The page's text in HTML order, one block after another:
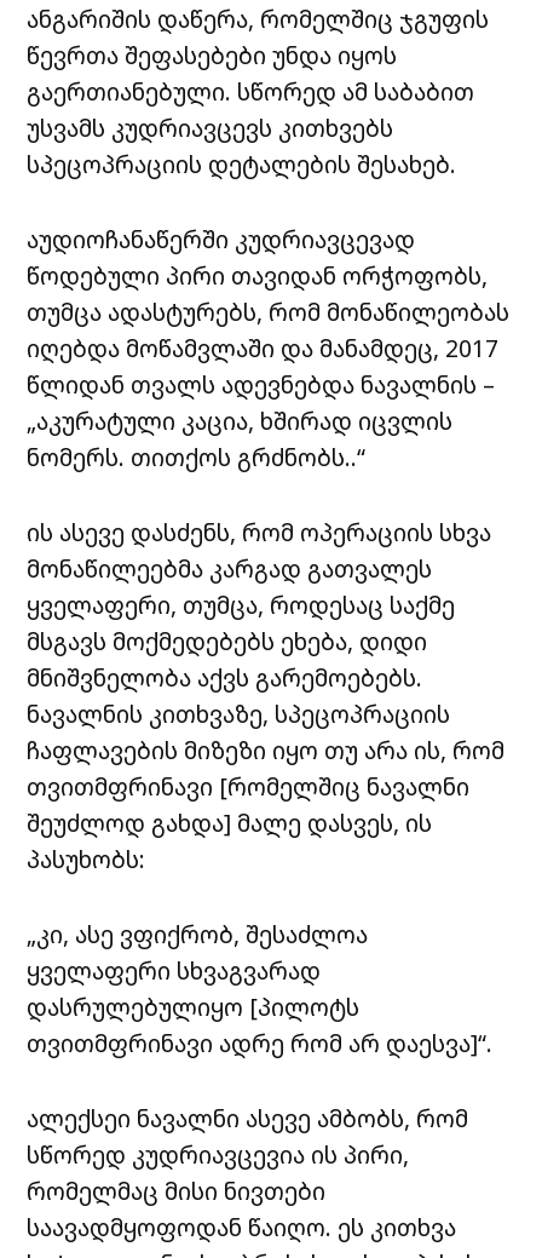
ანგარიშის დაწერა, რომელშიც ჯგუფის
წევრთა შეფასებები უნდა იყოს
გაერთიანებული. სწორედ ამ საბაბით
უსვამს კუდრიავცევს კითხვებს
სპეცოპრაციის დეტალების შესახებ.
აუდიოჩანაწერში კუდრიავცევად
წოდებული პირი თავიდან ორჭოფობს,
თუმცა ადასტურებს, რომ მონაწილეობას
იღებდა მოწამვლაში და მანამდეც, 2017
წლიდან თვალს ადევნებდა ნავალნის –
„აკურატული კაცია, ხშირად იცვლის
ნომერს. თითქოს გრძნობს..“
ის ასევე დასძენს, რომ ოპერაციის სხვა
მონაწილეებმა კარგად გათვალეს
ყველაფერი, თუმცა, როდესაც საქმე
მსგავს მოქმედებებს ეხება, დიდი
მნიშვნელობა აქვს გარემოებებს.
ნავალნის კითხვაზე, სპეცოპრაციის
ჩაფლავების მიზეზი იყო თუ არა ის, რომ
თვითმფრინავი [რომელშიც ნავალნი
შეუძლოდ გახდა] მალე დასვეს, ის
პასუხობს:
„კი, ასე ვფიქრობ, შესაძლოა
ყველაფერი სხვაგვარად
დასრულებულიყო [პილოტს
თვითმფრინავი ადრე რომ არ დაესვა]“.
ალექსეი ნავალნი ასევე ამბობს, რომ
სწორედ კუდრიავცევია ის პირი,
რომელმაც მისი ნივთები
საავადმყოფოდან წაიღო. ეს კითხვა